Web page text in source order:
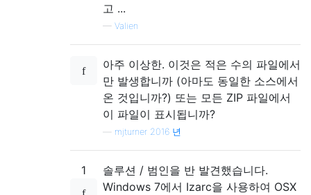
고 ...
— Valien
아주 이상한. 이것은 적은 수의 파일에서
만 발생합니까 (아마도 동일한 소스에서
온 것입니까?) 또는 모든 ZIP 파일에서
이 파일이 표시됩니까?
mjturner 2016 년
1
솔루션 / 범인을 반 발견했습니다.
Windows 7에서 Izarc을 사용하여 OSX